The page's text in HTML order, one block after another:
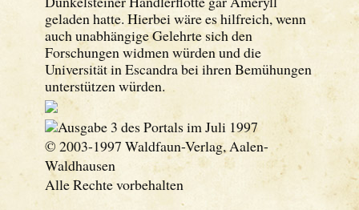
geladen hatte. Hierbei wäre es hilfreich, wenn
auch unabhängige Gelehrte sich den
Forschungen widmen würden und die
Universität in Escandra bei ihren Bemühungen
unterstützen würden.
Ausgabe 3 des Portals im Juli 1997
© 2003-1997 Waldfaun-Verlag, Aalen-
Waldhausen
Alle Rechte vorbehalten